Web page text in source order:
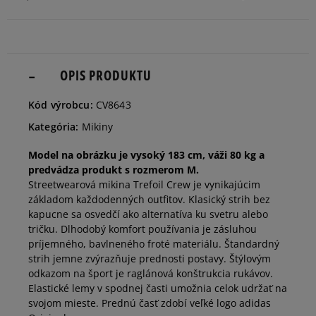
XS
Informovať o
dostupnosti
S
Informovať o
dostupnosti
M
Informovať o
dostupnosti
L
Informovať o
dostupnosti
OPIS PRODUKTU
Kód výrobcu: CV8643
Kategória: Mikiny
Model na obrázku je vysoký 183 cm, váži 80 kg a
predvádza produkt s rozmerom M.
Streetwearová mikina Trefoil Crew je vynikajúcim
základom každodenných outfitov. Klasický strih bez
kapucne sa osvedčí ako alternatíva ku svetru alebo
tričku. Dlhodobý komfort používania je zásluhou
príjemného, bavlneného froté materiálu. Štandardný
strih jemne zvýrazňuje prednosti postavy. Štýlovým
odkazom na šport je raglánová konštrukcia rukávov.
Elastické lemy v spodnej časti umožnia celok udržať na
svojom mieste. Prednú časť zdobí veľké logo adidas